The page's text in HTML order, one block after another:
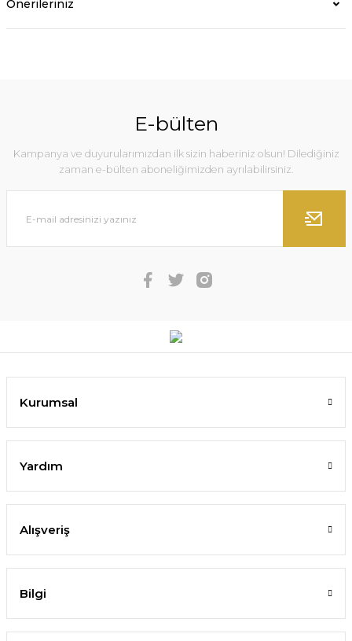
Önerileriniz
E-bülten
Kampanya ve duyurularımızdan ilk sizin haberiniz olsun! Dilediğiniz
zaman e-bülten aboneliğimizden ayrılabilirsiniz.
Kurumsal
Yardım
Alışveriş
Bilgi